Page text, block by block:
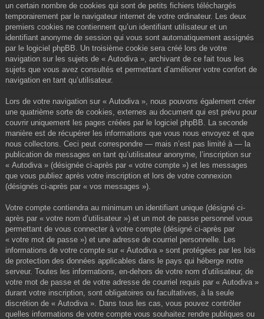
un certain nombre de cookies qui sont de petits fichiers téléchargés
temporairement par le navigateur internet de votre ordinateur. Les deux
premiers cookies ne contiennent qu’un identifiant utilisateur et un
identifiant anonyme de session qui vous sont automatiquement assignés
par le logiciel phpBB. Un troisième cookie sera créé lors de votre
navigation sur les sujets de « Autodiva », archivant de ce fait tous les
sujets que vous avez consultés et permettant d’améliorer votre confort de
navigation en tant qu’utilisateur.
Lors de votre navigation sur « Autodiva », nous pouvons également créer
une quatrième sorte de cookies, externes au document qui est prévu pour
couvrir uniquement les pages créées par le logiciel phpBB. La seconde
manière est de récupérer les informations que vous nous envoyez et que
nous collectons. Ceci peut correspondre — mais n’est pas limité à — la
publication de messages en tant qu’utilisateur anonyme, l’inscription sur
« Autodiva » (désignée ci-après par « votre compte ») et les messages
que vous publiez après votre inscription et lors de votre connexion
(désignés ci-après par « vos messages »).
Votre compte contiendra au minimum un identifiant unique (désigné ci-
après par « votre nom d’utilisateur ») et un mot de passe personnel vous
permettant de vous connecter à votre compte (désigné ci-après par
« votre mot de passe ») et une adresse de courriel personnelle. Les
informations de votre compte sur « Autodiva » sont protégées par les lois
de protection des données applicables dans le pays qui héberge notre
serveur. Toutes les informations, en-dehors de votre nom d’utilisateur, de
votre mot de passe et de votre adresse de courriel requis par « Autodiva »
durant votre inscription, sont obligatoires ou facultatives, à la seule
discrétion de « Autodiva ». Dans tous les cas, vous pouvez contrôler
quelles informations de votre compte vous souhaitez rendre publiques ou